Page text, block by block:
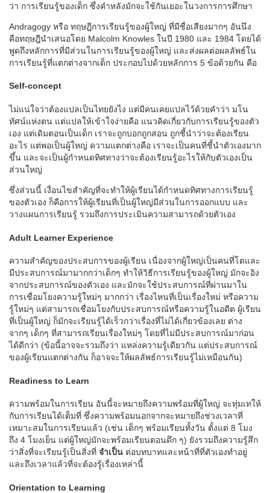
ว่า การเรียนรู้ของเด็ก ซึ่งคำหลังมักจะใช้กันเยอะในวงการการศึกษา
Andragogy หรือ ทฤษฎีการเรียนรู้ของผู้ใหญ่ ที่มีชื่อเสียงมากๆ อันนึง
คือทฤษฎีนำเสนอโดย Malcolm Knowles ในปี 1980 และ 1984 โดยได้
พูดถึงหลักการที่มีส่วนในการเรียนรู้ของผู้ใหญ่ และส่งผลต่อผลลัพธ์ใน
การเรียนรู้ที่แตกต่างจากเด็ก ประกอบไปด้วยหลักการ 5 ข้อด้วยกัน คือ
Self-concept
ไม่แน่ใจว่าต้องแปลเป็นไทยยังไง แต่มีคนเคยแปลไว้ด้วยคำว่า มโน
ทัศน์แห่งตน แต่แปลให้เข้าใจง่ายคือ แนวคิดเกี่ยวกับการเรียนรู้ของตัว
เอง แต่เดิมตอนเป็นเด็ก เราจะถูกบอกถูกสอน ถูกชี้นำว่าจะต้องเรียน
อะไร แต่พอเป็นผู้ใหญ่ ความแตกต่างคือ เราจะเป็นคนที่ชี้นำตัวเองมาก
ขึ้น และจะเป็นผู้กำหนดทิศทางว่าจะต้องเรียนรู้อะไรให้กับตัวเองเป็น
ส่วนใหญ่
ซึ่งส่วนนี้ เงื่อนไขสำคัญที่จะทำให้ผู้เรียนได้กำหนดทิศทางการเรียนรู้
ของตัวเอง ก็คือการให้ผู้เรียนที่เป็นผู้ใหญ่มีส่วนในการออกแบบ และ
วางแผนการเรียนรู้ รวมถึงการประเมินความสามารถด้วยตัวเอง
Adult Learner Experience
ความสำคัญของประสบการของผู้เรียน เนื่องจากผู้ใหญ่เป็นคนที่โตและ
มีประสบการณ์มามากกว่าเด็กๆ ทำให้วิธีการเรียนรู้ของผู้ใหญ่ มักจะอิง
จากประสบการณ์ของตัวเอง และมักจะใช้ประสบการณ์ที่ผ่านมาใน
การเชื่อมโยงความรู้ใหม่ๆ มากกว่า เรื่องไหนที่เป็นเรื่องใหม่ หรือความ
รู้ใหม่ๆ แต่สามารถเชื่อมโยงกับประสบการณ์หรือความรู้ในอดีต ผู้เรียน
ที่เป็นผู้ใหญ่ ก็มักจะเรียนรู้ได้เร็วกว่าเรื่องที่ไม่ได้เกี่ยวข้องเลย ต่าง
จากๆ เด็กๆ ที่สามารถเรียนเรื่องใหม่ๆ โดยที่ไม่มีประสบการณ์มาก่อน
ได้ดีกว่า (ข้อนี้อาจจะรวมถึงว่า แหล่งความรู้เดียวกัน แต่ประสบการณ์
ของผู้เรียนแตกต่างกัน ก็อาจจะให้ผลลัพธ์การเรียนรู้ไม่เหมือนกัน)
Readiness to Learn
ความพร้อมในการเรียน อันนี้จะหมายถึงความพร้อมที่ผู้ใหญ่ จะทุ่มเทให้
กับการเรียนได้เต็มที่ ซึ่งความพร้อมนอกจากจะหมายถึงช่วงเวลาที่
เหมาะสมในการเรียนแล้ว (เช่น เด็กๆ พร้อมเรียนทั้งวัน ตั้งแต่ 8 โมง
ถึง 4 โมงเย็น แต่ผู้ใหญ่มักจะพร้อมเรียนตอนดึก ๆ) ยังรวมถึงความรู้สึก
ว่าสิ่งที่จะเรียนรู้เป็นสิ่งที่ จำเป็น ต่อบทบาทและหน้าที่ที่ตัวเองทำอยู่
และถึงเวลาแล้วที่จะต้องรู้เรื่องเหล่านี้
Orientation to Learning